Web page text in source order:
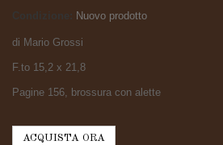
Nuovo prodotto
di Mario Grossi
F.to 15,2 x 21,8
Pagine 156, brossura con alette
ACQUISTA ORA